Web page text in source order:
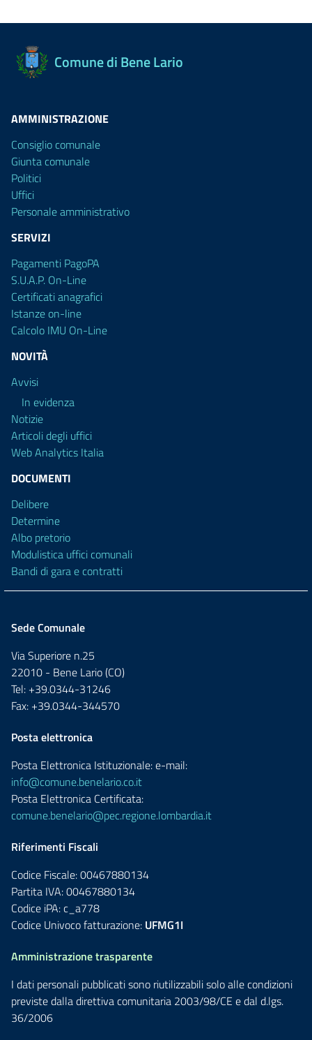
Comune di Bene Lario
AMMINISTRAZIONE
Consiglio comunale
Giunta comunale
Politici
Uffici
Personale amministrativo
SERVIZI
Pagamenti PagoPA
S.U.A.P. On-Line
Certificati anagrafici
Istanze on-line
Calcolo IMU On-Line
NOVITÀ
Avvisi
In evidenza
Notizie
Articoli degli uffici
Web Analytics Italia
DOCUMENTI
Delibere
Determine
Albo pretorio
Modulistica uffici comunali
Bandi di gara e contratti
Sede Comunale
Via Superiore n.25
22010 - Bene Lario (CO)
Tel: +39.0344-31246
Fax: +39.0344-344570
Posta elettronica
Posta Elettronica Istituzionale: e-mail:
info@comune.benelario.co.it
Posta Elettronica Certificata:
comune.benelario@pec.regione.lombardia.it
Riferimenti Fiscali
Codice Fiscale: 00467880134
Partita IVA: 00467880134
Codice iPA: c_a778
Codice Univoco fatturazione: UFMG1I
Amministrazione trasparente
I dati personali pubblicati sono riutilizzabili solo alle condizioni
previste dalla direttiva comunitaria 2003/98/CE e dal d.lgs.
36/2006